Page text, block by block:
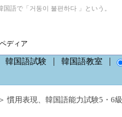
語で「거동이 불편하다 」という。
ディア
韓国語試験 韓国語教室
＞ 慣用表現、 韓国語能力試験5・6級